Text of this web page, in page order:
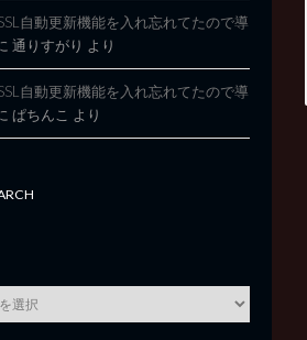
自動更新機能を入れ忘れてたので導
通りすがり より
自動更新機能を入れ忘れてたので導
ぱちんこ より